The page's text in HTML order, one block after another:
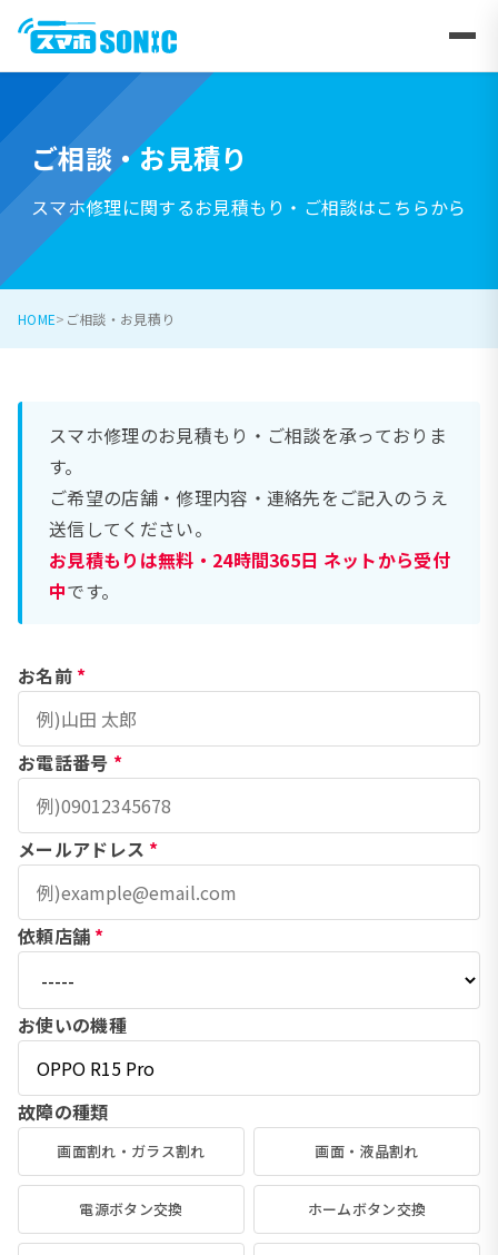
ご相談・お見積り
スマホ修理に関するお見積もり・ご相談はこちらから
HOME ご相談・お見積り
スマホ修理のお見積もり・ご相談を承っておりま
す。
ご希望の店舗・修理内容・連絡先をご記入のうえ
送信してください。
お見積もりは無料・24時間365日 ネットから受付
中です。
お名前 *
お電話番号 *
メールアドレス *
依頼店舗 *
お使いの機種
故障の種類
画面割れ・ガラス割れ 画面・液晶割れ
電源ボタン交換 ホームボタン交換